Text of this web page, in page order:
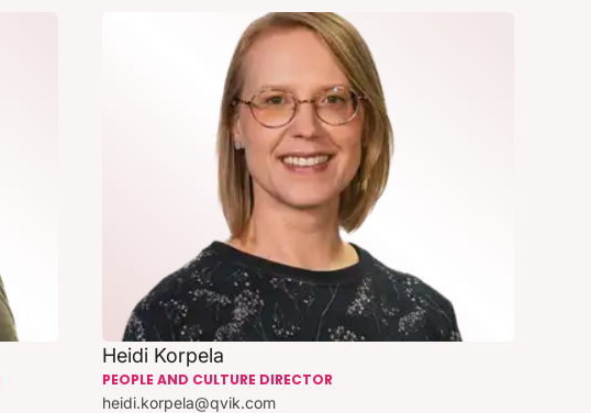
Heidi Korpela
PEOPLE AND CULTURE DIRECTOR
heidi.korpela@qvik.com